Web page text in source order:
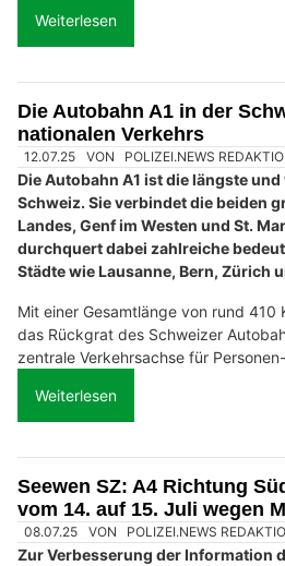
Weiterlesen
Die Autobahn A1 in der
nationalen Verkehrs
12.07.25 VON POLIZEI.NEWS
Die Autobahn A1 ist die längste
Schweiz. Sie verbindet die beiden
Landes, Genf im Westen und St.
durchquert dabei zahlreiche
Städte wie Lausanne, Bern, Zürich
Mit einer Gesamtlänge von rund 410
das Rückgrat des Schweizer
zentrale Verkehrsachse für
Weiterlesen
Seewen SZ: A4 Richtung
vom 14. auf 15. Juli wegen
08.07.25 VON POLIZEI.NEWS
Zur Verbesserung der Information